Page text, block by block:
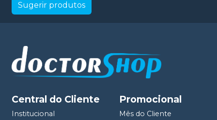
Sugerir produtos
Central do Cliente
Institucional
Promocional
Mês do Cliente